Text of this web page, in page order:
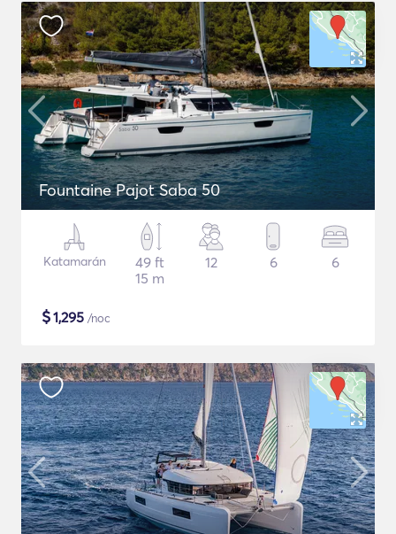
Fountaine Pajot Saba 50
Katamarán
49 ft
15 m
12 6 6
$1,295 /noc